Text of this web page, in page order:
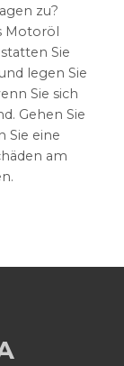
zu?
Motoröl
Sie
legen Sie
Sie sich
Gehen Sie
Sie eine
am